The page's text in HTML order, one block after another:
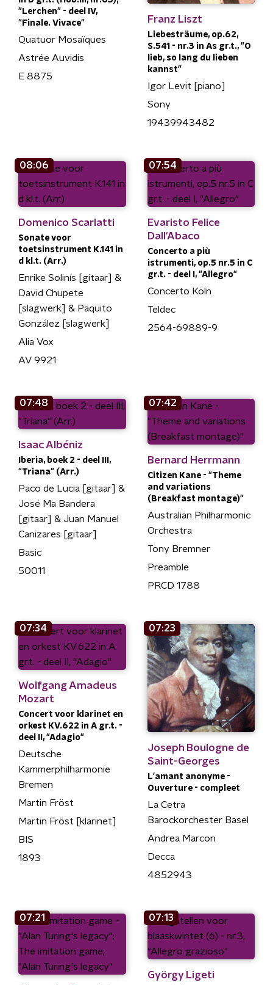
"Lerchen" - deel IV,
"Finale. Vivace"
Quatuor Mosaïques
Astrée Auvidis
E 8875
Franz Liszt
Liebesträume, op.62,
S.541 - nr.3 in As gr.t., "O
lieb, so lang du lieben
kannst"
Igor Levit [piano]
Sony
19439943482
08:06
Domenico Scarlatti
Sonate voor
toetsinstrument K.141 in
d kl.t. (Arr.)
Enrike Solinís [gitaar] &
David Chupete
[slagwerk] & Paquito
González [slagwerk]
Alia Vox
AV 9921
07:54
Evaristo Felice
Dall'Abaco
Concerto a più
istrumenti, op.5 nr.5 in C
gr.t. - deel I, "Allegro"
Concerto Köln
Teldec
2564-69889-9
07:48
Isaac Albéniz
Iberia, boek 2 - deel III,
"Triana" (Arr.)
Paco de Lucia [gitaar] &
José Ma Bandera
[gitaar] & Juan Manuel
Canizares [gitaar]
Basic
50011
07:42
Bernard Herrmann
Citizen Kane - "Theme
and variations
(Breakfast montage)"
Australian Philharmonic
Orchestra
Tony Bremner
Preamble
PRCD 1788
07:34
Wolfgang Amadeus
Mozart
Concert voor klarinet en
orkest KV.622 in A gr.t. -
deel II, "Adagio"
Deutsche
Kammerphilharmonie
Bremen
Martin Fröst
Martin Fröst [klarinet]
BIS
1893
07:23
Joseph Boulogne de
Saint-Georges
L'amant anonyme -
Ouverture - compleet
La Cetra
Barockorchester Basel
Andrea Marcon
Decca
4852943
07:21 07:13
György Ligeti